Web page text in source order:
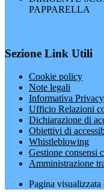
PAPPARELLA
Sezione Link Utili
Cookie policy
Note legali
Informativa Privacy
Ufficio Relazioni
Dichiarazione di
Obiettivi di
Whistleblowing
Gestione consensi
Amministrazione
Pagina visualizzata